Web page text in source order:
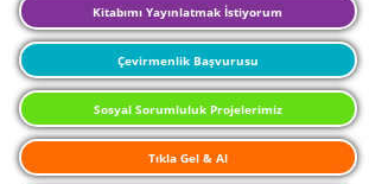
Kitabımı Yayınlatmak İstiyorum
Çevirmenlik Başvurusu
Sosyal Sorumluluk Projelerimiz
Tıkla Gel & Al